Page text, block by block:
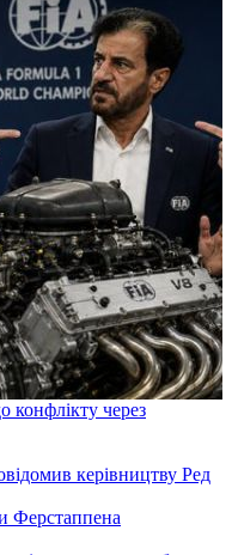
конфлікту через
Ферстаппена